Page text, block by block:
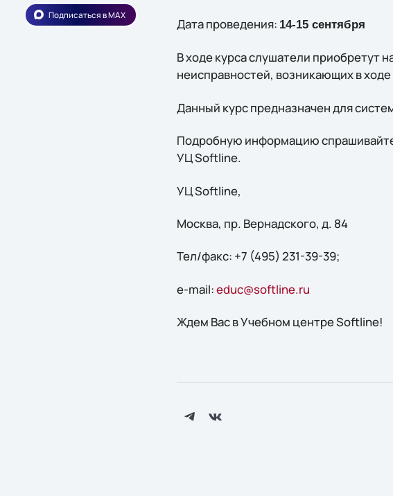
Подписаться в MAX
Дата проведения: 14-15 сентября
В ходе курса слушатели приобретут
неисправностей, возникающих в
Данный курс предназначен для
Подробную информацию
УЦ Softline.
УЦ Softline,
Москва, пр. Вернадского, д. 84
Тел/факс: +7 (495) 231-39-39;
e-mail:educ@softline.ru
Ждем Вас в Учебном центре Softline!